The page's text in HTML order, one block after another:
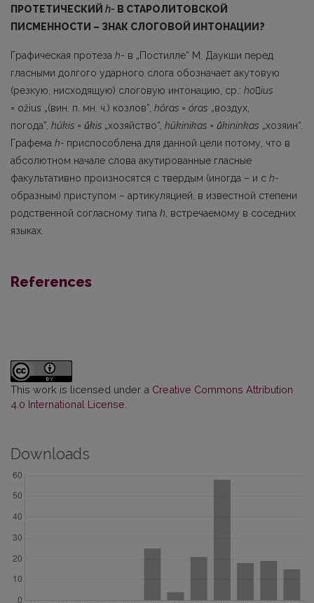
ПРОТЕТИЧЕСКИЙ h- В СТАРОЛИТОВСКОЙ
ПИСМЕННОСТИ – ЗНАК СЛОГОВОЙ ИНТОНАЦИИ?
Графическая протеза h- в „Постилле“ М. Даукши перед
гласными долгого ударного слога обозначает акутовую
(резкую, нисходящую) слоговую интонацию, ср.: hoius
= ožius „(вин. п. мн. ч.) козлов”, hôras = óras „воздух,
погода”, hûkis = ū́kis „хозяйство“, hûkinikas = ū́kininkas „хозяин“.
Графема h- приспособлена для данной цели потому, что в
абсолют­ном начале слова акутированные гласные
факультативно произносятся с твердым (иногда – и с h-
образным) приступом – артикуляцией, в известной степени
родственной согласному типа h, встречаемому в соседних
языках.
References
This work is licensed under a Creative Commons Attribution
4.0 International License
Downloads